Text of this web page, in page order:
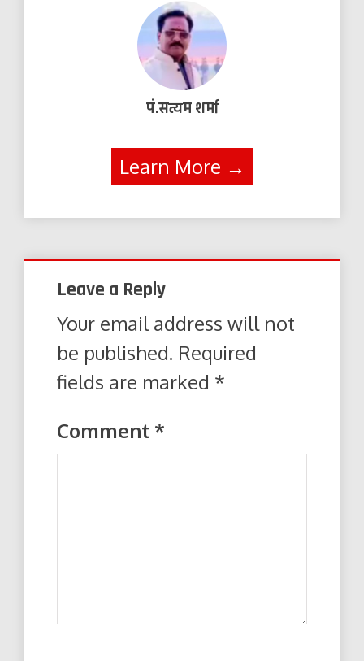
पं.सत्यम शर्मा
Learn More →
Leave a Reply
Your email address will not
be published. Required
fields are marked *
Comment *